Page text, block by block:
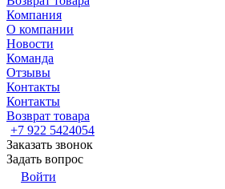
Компания
О компании
Новости
Команда
Отзывы
Контакты
Контакты
Возврат товара
+7 922 5424054
Заказать звонок
Задать вопрос
Войти